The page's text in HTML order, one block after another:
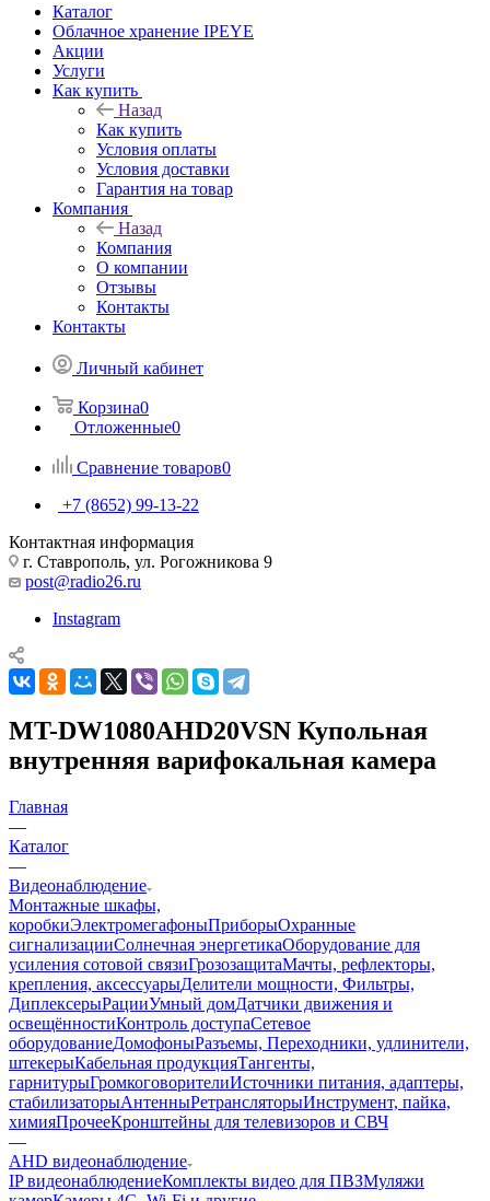
Каталог
Облачное хранение IPEYE
Акции
Услуги
Как купить
Назад
Как купить
Условия оплаты
Условия доставки
Гарантия на товар
Компания
Назад
Компания
О компании
Отзывы
Контакты
Контакты
Личный кабинет
Корзина0
Отложенные0
Сравнение товаров0
+7 (8652) 99-13-22
Контактная информация
г. Ставрополь, ул. Рогожникова 9
post@radio26.ru
Instagram
MT-DW1080AHD20VSN Купольная
внутренняя варифокальная камера
Главная
—
Каталог
—
Видеонаблюдение
Монтажные шкафы,
коробкиЭлектромегафоныПриборыОхранные
сигнализацииСолнечная энергетикаОборудование для
усиления сотовой связиГрозозащитаМачты, рефлекторы,
крепления, аксессуарыДелители мощности, Фильтры,
ДиплексерыРацииУмный домДатчики движения и
освещённостиКонтроль доступаСетевое
оборудованиеДомофоныРазъемы, Переходники, удлинители,
штекерыКабельная продукцияТангенты,
гарнитурыГромкоговорителиИсточники питания, адаптеры,
стабилизаторыАнтенныРетрансляторыИнструмент, пайка,
химияПрочееКронштейны для телевизоров и СВЧ
—
AHD видеонаблюдение
IP видеонаблюдениеКомплекты видео для ПВЗМуляжи